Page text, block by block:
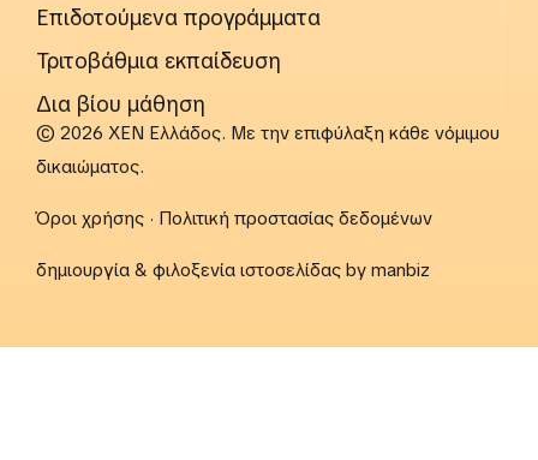
Επιδοτούμενα προγράμματα
Τριτοβάθμια εκπαίδευση
Δια βίου μάθηση
© 2026 ΧΕΝ Ελλάδος. Με την επιφύλαξη κάθε νόμιμου
δικαιώματος.
Όροι χρήσης · Πολιτική προστασίας δεδομένων
δημιουργία & φιλοξενία ιστοσελίδας by manbiz